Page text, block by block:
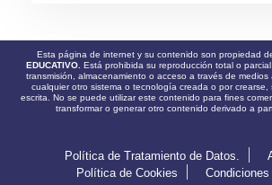
Esta página de internet y su contenido son propiedad
EDUCATIVO. Está prohibida su reproducción total o
transmisión, almacenamiento o acceso a través de
cualquier otro sistema o tecnología creada o por crearse,
escrita. No se puede utilizar este contenido para fines
transformar o generar otro contenido derivado a
Política de Tratamiento de Datos.
Política de Cookies
Condiciones